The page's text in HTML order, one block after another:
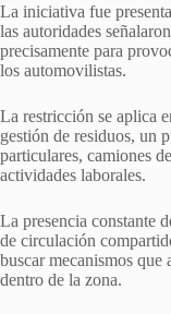
La iniciativa fue
las autoridades
precisamente para
los automovilistas.
La restricción se aplica
gestión de residuos, un
particulares, camiones
actividades laborales.
La presencia constante
de circulación
buscar mecanismos
dentro de la zona.